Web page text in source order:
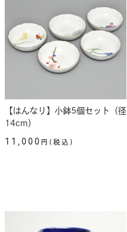
【はんなり】小鉢5個セット（径
14cm）
11,000 円(税込)